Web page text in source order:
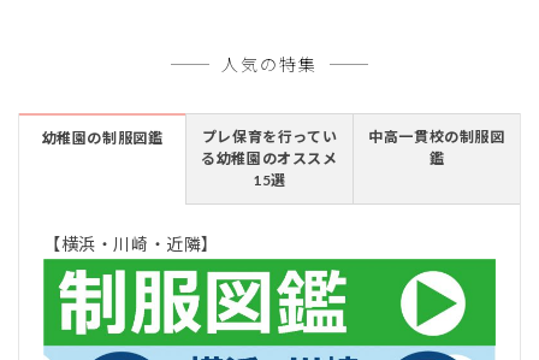
人気の特集
幼稚園の制服図鑑
プレ保育を行ってい
る幼稚園のオススメ
15選
中高一貫校の制服図
鑑
【横浜・川崎・近隣】